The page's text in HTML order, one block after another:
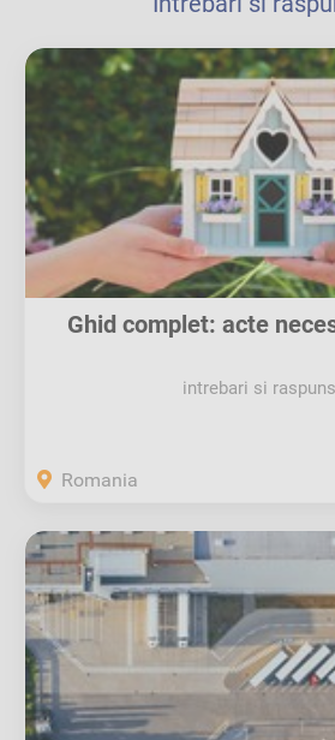
Ghid complet: acte
intrebari si
Romania